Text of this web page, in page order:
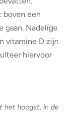
een
gaan. Nadelige
vitamine D zijn
hiervoor
het hoogst, in de